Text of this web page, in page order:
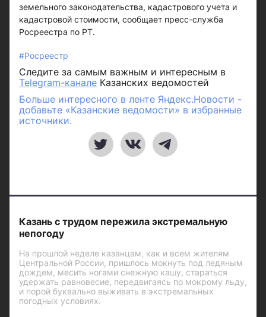
земельного законодательства, кадастрового учета и
кадастровой стоимости, сообщает пресс-служба
Росреестра по РТ.
#Росреестр
Следите за самым важным и интересным в
Telegram-канале Казанских ведомостей
Больше интересного в ленте Яндекс.Новости -
добавьте «Казанские ведомости» в избранные
источники.
Казань с трудом пережила экстремальную
непогоду
На прошлой неделе казанцам, как и всем жителям
Центральной России, пришлось мокнуть под ледяным
дождем, месить ногами снежную кашу, стараться
удержать равновесие, передвигаясь по мокрому льду,
и порой буквально выживать в экстремальных
погодных условиях.